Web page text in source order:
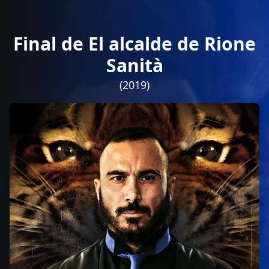
Final de El alcalde de Rione
Sanità
(2019)